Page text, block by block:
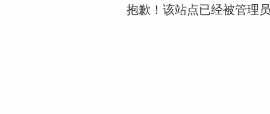
抱歉！该站点已经被管理